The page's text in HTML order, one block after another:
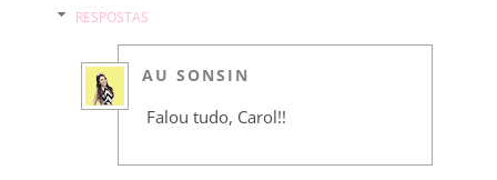
RESPOSTAS
AU SONSIN
Falou tudo, Carol!!